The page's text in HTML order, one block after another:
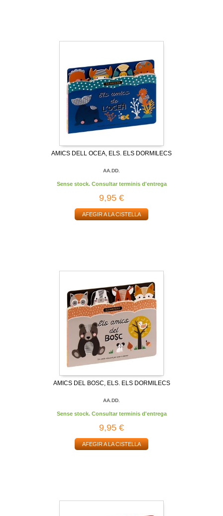
AMICS DELL OCEA, ELS. ELS DORMILECS
AA.DD.
Sense stock. Consultar terminis d'entrega
9,95 €
AFEGIR A LA CISTELLA
AMICS DEL BOSC, ELS. ELS DORMILECS
AA.DD.
Sense stock. Consultar terminis d'entrega
9,95 €
AFEGIR A LA CISTELLA